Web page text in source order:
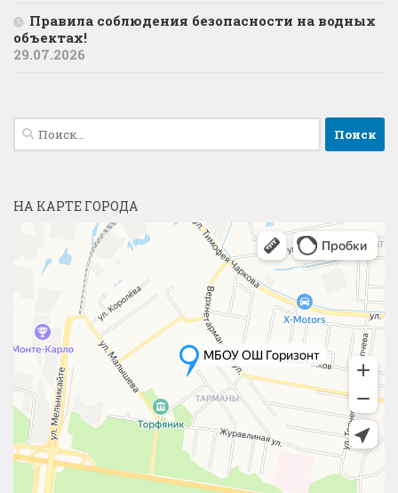
Правила соблюдения безопасности на водных
объектах!
29.07.2026
Найти:
НА КАРТЕ ГОРОДА